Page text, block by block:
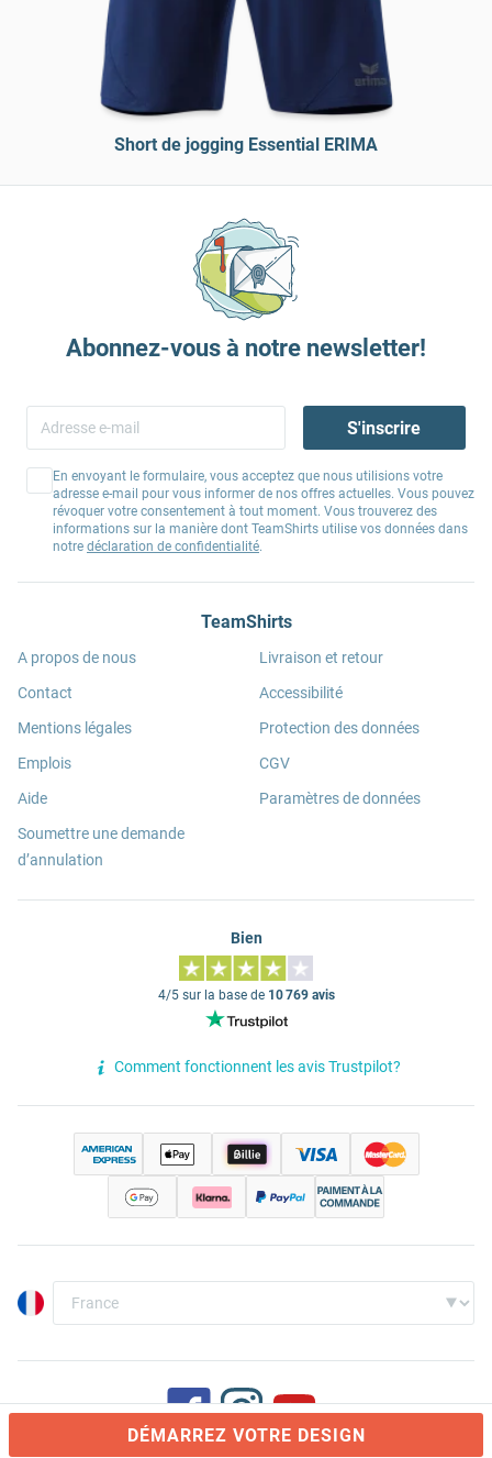
Short de jogging Essential ERIMA
DÉMARREZ VOTRE DESIGN
Abonnez-vous à notre newsletter!
S'inscrire
En envoyant le formulaire, vous acceptez que nous utilisions votre
adresse e-mail pour vous informer de nos offres actuelles. Vous pouvez
révoquer votre consentement à tout moment. Vous trouverez des
informations sur la manière dont TeamShirts utilise vos données dans
notre déclaration de confidentialité.
TeamShirts
A propos de nous
Contact
Mentions légales
Emplois
Aide
Soumettre une demande
d’annulation
Livraison et retour
Accessibilité
Protection des données
CGV
Paramètres de données
Bien
4/5 sur la base de 10 769 avis
Comment fonctionnent les avis Trustpilot?